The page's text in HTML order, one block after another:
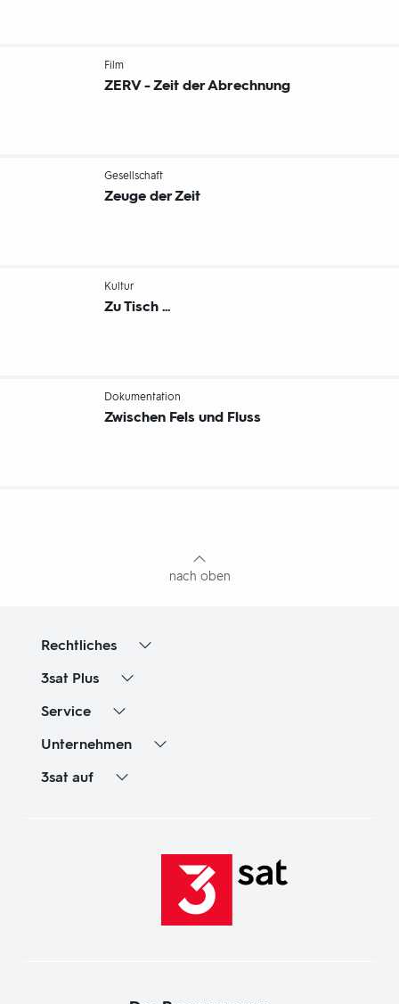
Film-
ZERV - Zeit der Abrechnung
Gesellschaft-
Zeuge der Zeit
Kultur
Zu Tisch ...
Dokumentation
Zwischen Fels und Fluss
nach oben
Rechtliches
3sat Plus
Service
Unternehmen
3sat auf